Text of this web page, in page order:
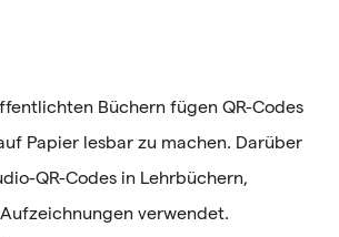
Büchern fügen QR-Codes
Papier lesbar zu machen. Darüber
QR-Codes in Lehrbüchern,
verwendet.